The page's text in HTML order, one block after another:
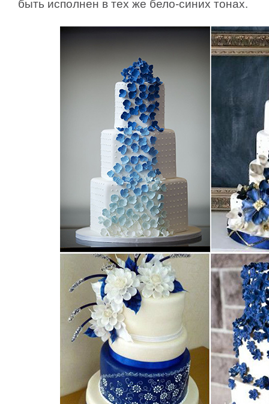
быть исполнен в тех же бело-синих тонах.